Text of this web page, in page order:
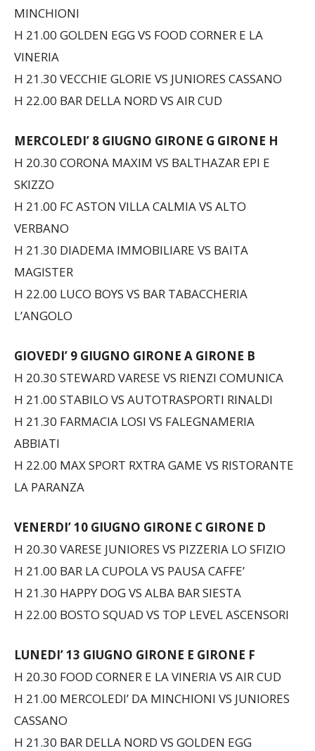
MINCHIONI
H 21.00 GOLDEN EGG VS FOOD CORNER E LA
VINERIA
H 21.30 VECCHIE GLORIE VS JUNIORES CASSANO
H 22.00 BAR DELLA NORD VS AIR CUD
MERCOLEDI’ 8 GIUGNO GIRONE G GIRONE H
H 20.30 CORONA MAXIM VS BALTHAZAR EPI E
SKIZZO
H 21.00 FC ASTON VILLA CALMIA VS ALTO
VERBANO
H 21.30 DIADEMA IMMOBILIARE VS BAITA
MAGISTER
H 22.00 LUCO BOYS VS BAR TABACCHERIA
L’ANGOLO
GIOVEDI’ 9 GIUGNO GIRONE A GIRONE B
H 20.30 STEWARD VARESE VS RIENZI COMUNICA
H 21.00 STABILO VS AUTOTRASPORTI RINALDI
H 21.30 FARMACIA LOSI VS FALEGNAMERIA
ABBIATI
H 22.00 MAX SPORT RXTRA GAME VS RISTORANTE
LA PARANZA
VENERDI’ 10 GIUGNO GIRONE C GIRONE D
H 20.30 VARESE JUNIORES VS PIZZERIA LO SFIZIO
H 21.00 BAR LA CUPOLA VS PAUSA CAFFE’
H 21.30 HAPPY DOG VS ALBA BAR SIESTA
H 22.00 BOSTO SQUAD VS TOP LEVEL ASCENSORI
LUNEDI’ 13 GIUGNO GIRONE E GIRONE F
H 20.30 FOOD CORNER E LA VINERIA VS AIR CUD
H 21.00 MERCOLEDI’ DA MINCHIONI VS JUNIORES
CASSANO
H 21.30 BAR DELLA NORD VS GOLDEN EGG